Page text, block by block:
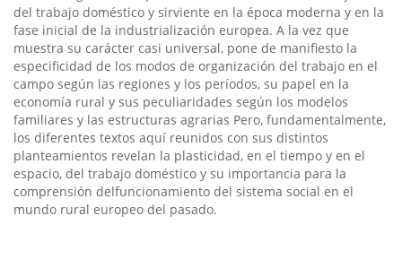
del trabajo doméstico y sirviente en la época moderna y en la
fase inicial de la industrialización europea. A la vez que
muestra su carácter casi universal, pone de manifiesto la
especificidad de los modos de organización del trabajo en el
campo según las regiones y los perí­odos, su papel en la
economí­a rural y sus peculiaridades según los modelos
familiares y las estructuras agrarias Pero, fundamentalmente,
los diferentes textos aquí­ reunidos con sus distintos
planteamientos revelan la plasticidad, en el tiempo y en el
espacio, del trabajo doméstico y su importancia para la
comprensión delfuncionamiento del sistema social en el
mundo rural europeo del pasado.